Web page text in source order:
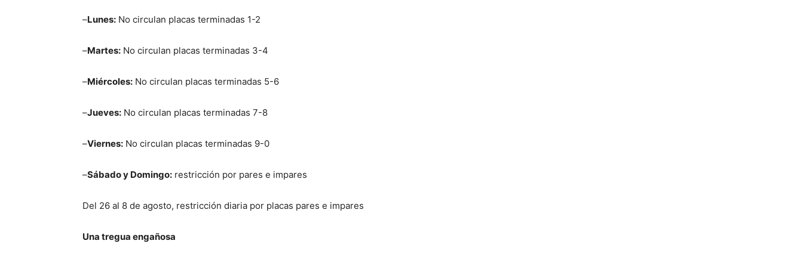
–Lunes: No circulan placas terminadas 1-2
–Martes: No circulan placas terminadas 3-4
–Miércoles: No circulan placas terminadas 5-6
–Jueves: No circulan placas terminadas 7-8
–Viernes: No circulan placas terminadas 9-0
–Sábado y Domingo: restricción por pares e impares
Del 26 al 8 de agosto, restricción diaria por placas pares e impares
Una tregua engañosa